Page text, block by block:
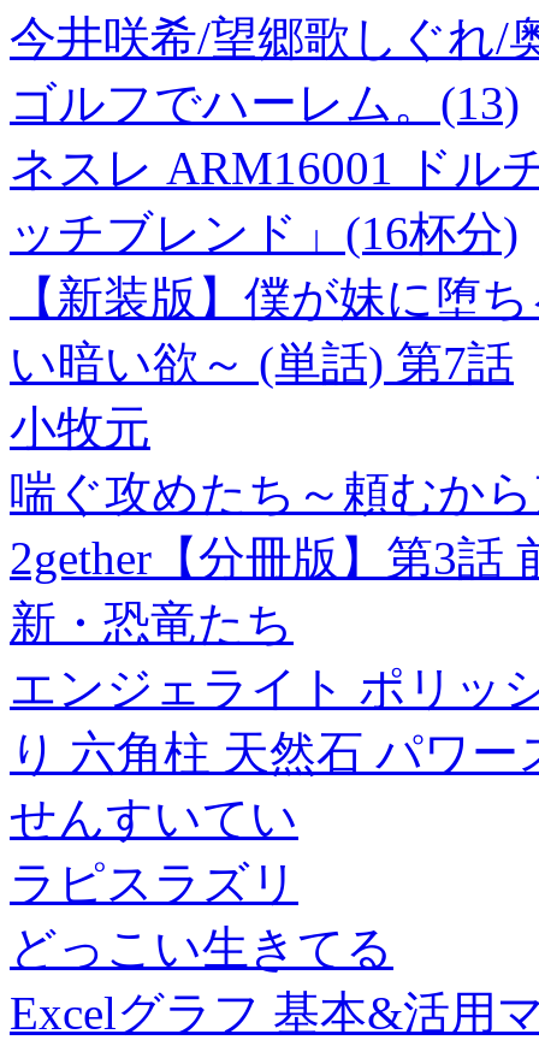
今井咲希/望郷歌しぐれ/
ゴルフでハーレム。(13)
ネスレ ARM16001 ドル
ッチブレンド」(16杯分)
【新装版】僕が妹に堕
い暗い欲～ (単話) 第7話
小牧元
喘ぐ攻めたち～頼むか
2gether【分冊版】第3話
新・恐竜たち
エンジェライト ポリッ
り 六角柱 天然石 パワー
せんすいてい
ラピスラズリ
どっこい生きてる
Excelグラフ 基本&活用